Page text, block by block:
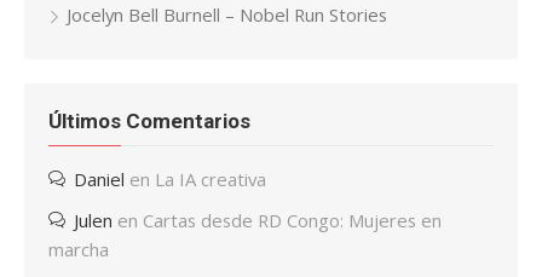
Jocelyn Bell Burnell – Nobel Run Stories
Últimos Comentarios
Daniel en La IA creativa
Julen en Cartas desde RD Congo: Mujeres en
marcha